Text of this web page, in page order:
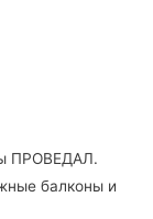
ПРОВЕДАЛ.
балконы и